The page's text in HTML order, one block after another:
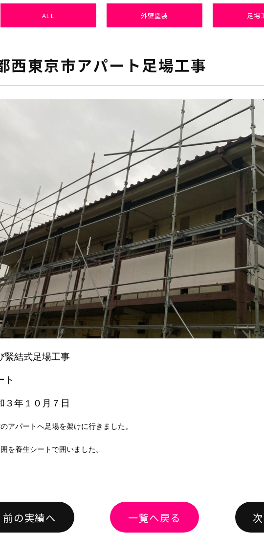
ALL 外壁塗装 足場
西東京市アパート足場工事
緊結式足場工事
ト
３年１０月７日
アパートへ足場を架けに行きました。
を養生シートで囲いました。
前の実績へ 一覧へ戻る